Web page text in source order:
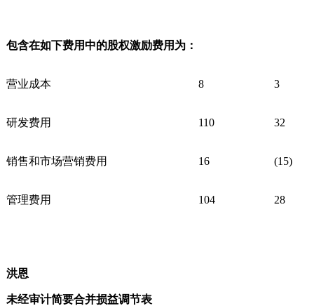
包含在如下费用中的股权激励费用为：
营业成本 8 3
研发费用 110 32
销售和市场营销费用 16 (15)
管理费用 104 28
洪恩
未经审计简要合并损益调节表